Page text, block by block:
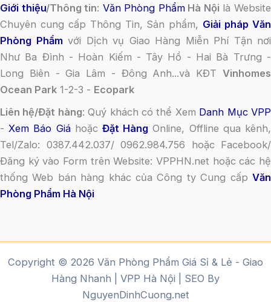
Giới thiệu/Thông tin: Văn Phòng PhẩmHà Nội là Website
Chuyên cung cấp Thông Tin, Sản phẩm, Giải pháp Văn
Phòng Phẩm với Dịch vụ Giao Hàng Miễn Phí Tận nơi
Như Ba Đình - Hoàn Kiếm - Tây Hồ - Hai Bà Trưng -
Long Biên - Gia Lâm - Đông Anh...và KĐT Vinhomes
Ocean Park 1-2-3 - Ecopark
Liên hệ/Đặt hàng: Quý khách có thể Xem Danh Mục VPP
-Xem Báo GiáhoặcĐặt Hàng Online, Offline qua kênh,
Tel/Zalo: 0387.442.037/ 0962.984.756 hoặc Facebook/
Đăng ký vào Form trên Website: VPPHN.net hoặc các hệ
thống Web bán hàng khác của Công ty Cung cấp Văn
Phòng Phẩm Hà Nội
Copyright © 2026 Văn Phòng Phẩm Giá Sỉ & Lẻ - Giao
Hàng Nhanh | VPP Hà Nội | SEO By
NguyenDinhCuong.net